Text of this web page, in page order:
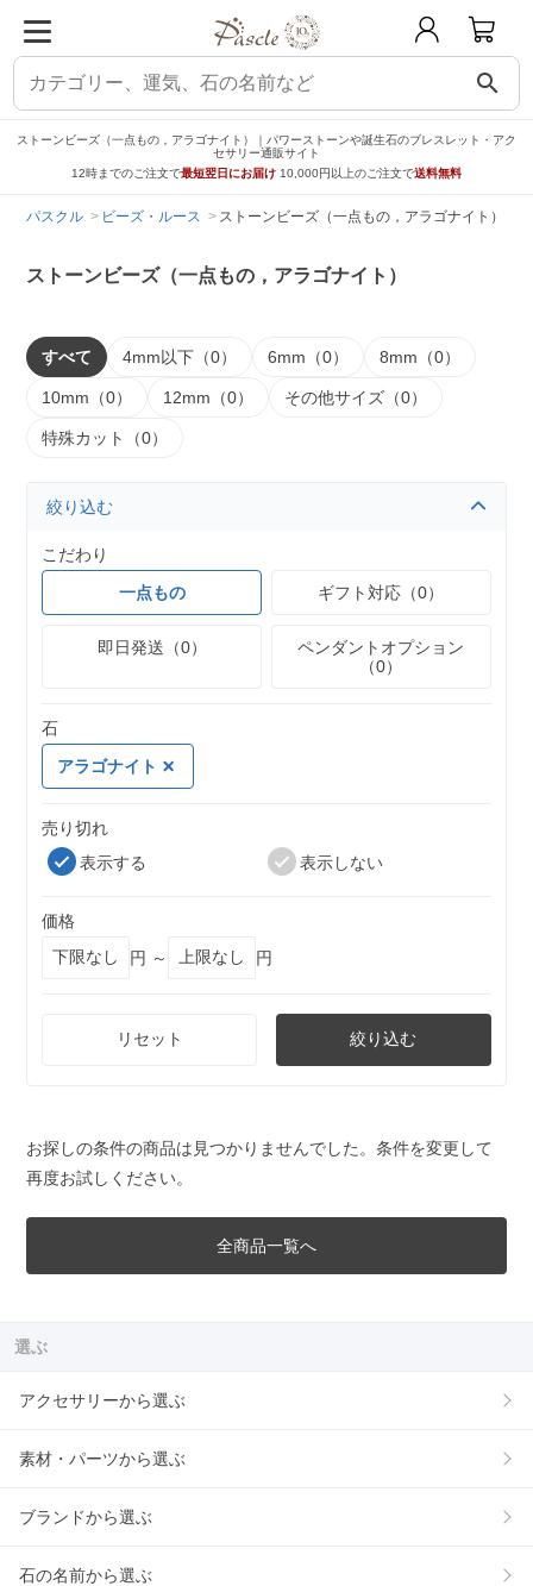
search
ストーンビーズ（一点もの，アラゴナイト）｜パワーストーンや誕生石のブレスレット・アク
セサリー通販サイト
12時までのご注文で最短翌日にお届け 10,000円以上のご注文で送料無料
パスクル ビーズ・ルース ストーンビーズ（一点もの，アラゴナイト）
ストーンビーズ（一点もの，アラゴナイト）
すべて 4mm以下（0） 6mm（0） 8mm（0）
10mm（0） 12mm（0） その他サイズ（0）
特殊カット（0）
絞り込む
こだわり
一点もの
ギフト対応（0）
即日発送（0）
ペンダントオプション
（0）
石
アラゴナイト
売り切れ
表示する
表示しない
価格
円 ～
円
リセット 絞り込む
お探しの条件の商品は見つかりませんでした。条件を変更して
再度お試しください。
全商品一覧へ
選ぶ
アクセサリーから選ぶ
素材・パーツから選ぶ
ブランドから選ぶ
石の名前から選ぶ